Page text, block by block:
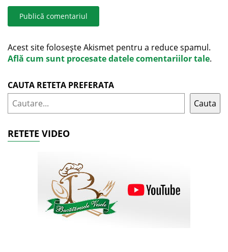
Acest site folosește Akismet pentru a reduce spamul.
Află cum sunt procesate datele comentariilor tale.
CAUTA RETETA PREFERATA
Cauta
RETETE VIDEO